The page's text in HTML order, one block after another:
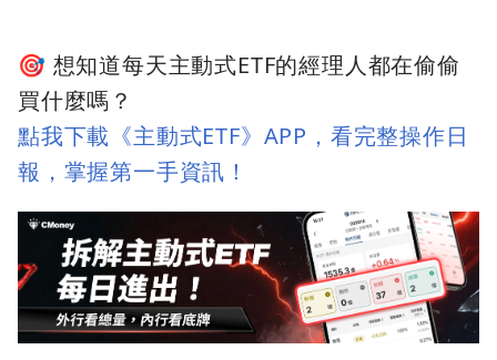
🎯 想知道每天主動式ETF的經理人都在偷偷
買什麼嗎？
點我下載《主動式ETF》APP，看完整操作日
報，掌握第一手資訊！